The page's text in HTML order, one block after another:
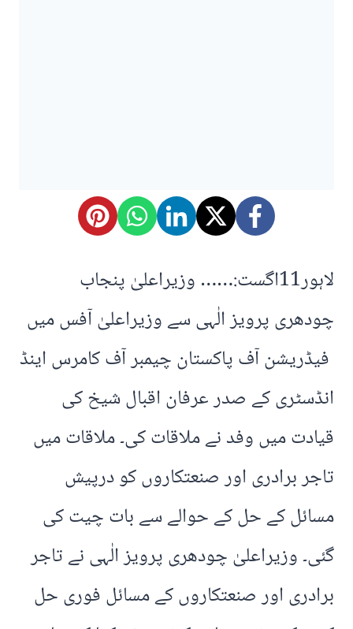
لاہور11اگست:…… وزیراعلیٰ پنجاب
چودھری پرویز الٰہی سے وزیراعلیٰ آفس میں
فیڈریشن آف پاکستان چیمبر آف کامرس اینڈ
انڈسٹری کے صدر عرفان اقبال شیخ کی
قیادت میں وفد نے ملاقات کی۔ ملاقات میں
تاجر برادری اور صنعتکاروں کو درپیش
مسائل کے حل کے حوالے سے بات چیت کی
گئی۔ وزیراعلیٰ چودھری پرویز الٰہی نے تاجر
برادری اور صنعتکاروں کے مسائل فوری حل